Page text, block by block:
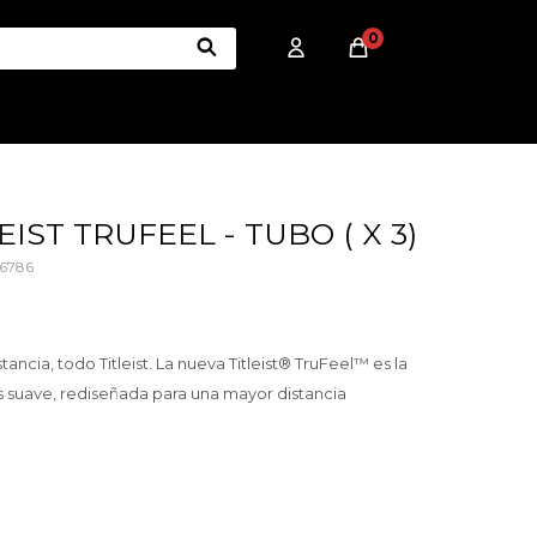
0
TRUFEEL - TUBO ( X 3)
todo Titleist. La nueva Titleist® TruFeel™ es la
rediseñada para una mayor distancia